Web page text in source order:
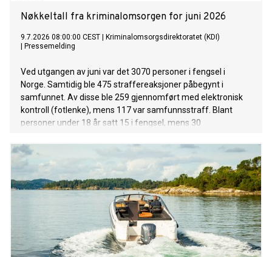
Nøkkeltall fra kriminalomsorgen for juni 2026
9.7.2026 08:00:00 CEST
Kriminalomsorgsdirektoratet (KDI)
Pressemelding
Ved utgangen av juni var det 3070 personer i fengsel i
Norge. Samtidig ble 475 straffereaksjoner påbegynt i
samfunnet. Av disse ble 259 gjennomført med elektronisk
kontroll (fotlenke), mens 117 var samfunnsstraff. Blant
personer under 18 år satt 15 i fengsel, mens 30